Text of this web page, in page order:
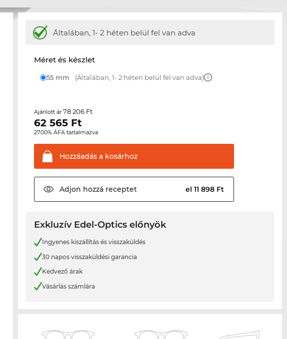
Általában, 1- 2 héten belül fel van adva
Méret és készlet
55 mm (Általában, 1- 2 héten belül fel van adva)
Ajánlott ár78 206 Ft
62 565 Ft
27.00% ÁFA tartalmazva
Hozzáadás a kosárhoz
Adjon hozzá receptet el 11 898 Ft
Exkluzív Edel-Optics előnyök
Ingyenes kiszállítás és visszaküldés
30 napos visszaküldési garancia
Kedvező árak
Vásárlás számlára